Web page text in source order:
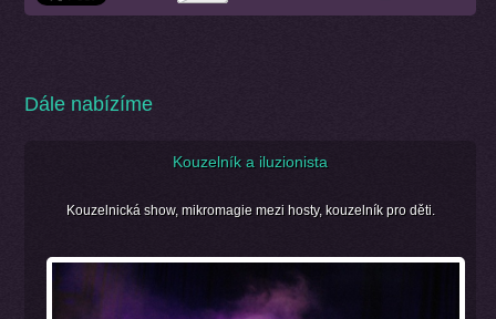
Dále nabízíme
Kouzelník a iluzionista
Kouzelnická show, mikromagie mezi hosty, kouzelník pro děti.